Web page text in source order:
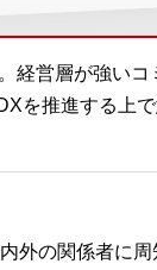
経営層が強いコ
を推進する上
外の関係者に周